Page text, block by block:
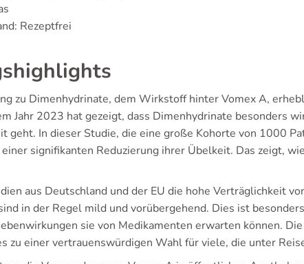
Rezeptfrei
zu Dimenhydrinate, dem Wirkstoff hinter Vomex A,
Jahr 2023 hat gezeigt, dass Dimenhydrinate besonders
geht. In dieser Studie, die eine große Kohorte von 1000
signifikanten Reduzierung ihrer Übelkeit. Das zeigt,
aus Deutschland und der EU die hohe Verträglichkeit
in der Regel mild und vorübergehend. Dies ist
sie von Medikamenten erwarten können.
zu einer vertrauenswürdigen Wahl für viele, die unter